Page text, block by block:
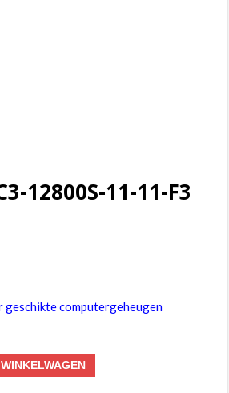
12800S-11-11-F3
geschikte computergeheugen